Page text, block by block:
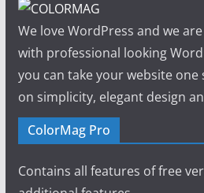
We love WordPress and we
with professional looking
you can take your website one
on simplicity, elegant design
ColorMag Pro
Contains all features of free